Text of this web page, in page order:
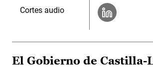
Cortes audio
El Gobierno de Castilla-